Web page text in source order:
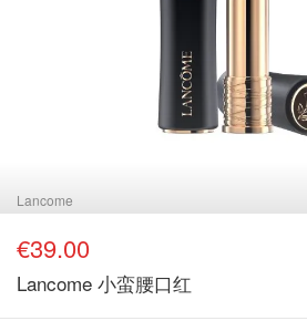
Lancome
€39.00
Lancome 小蛮腰口红